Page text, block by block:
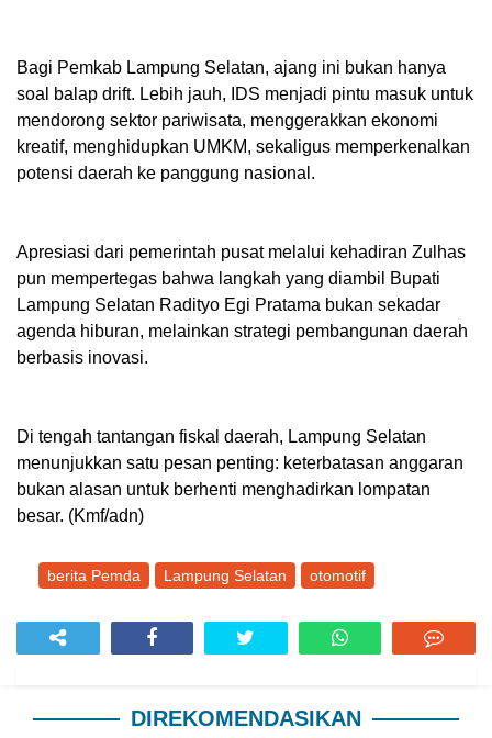
Bagi Pemkab Lampung Selatan, ajang ini bukan hanya
soal balap drift. Lebih jauh, IDS menjadi pintu masuk untuk
mendorong sektor pariwisata, menggerakkan ekonomi
kreatif, menghidupkan UMKM, sekaligus memperkenalkan
potensi daerah ke panggung nasional.
Apresiasi dari pemerintah pusat melalui kehadiran Zulhas
pun mempertegas bahwa langkah yang diambil Bupati
Lampung Selatan Radityo Egi Pratama bukan sekadar
agenda hiburan, melainkan strategi pembangunan daerah
berbasis inovasi.
Di tengah tantangan fiskal daerah, Lampung Selatan
menunjukkan satu pesan penting: keterbatasan anggaran
bukan alasan untuk berhenti menghadirkan lompatan
besar. (Kmf/adn)
berita Pemda Lampung Selatan otomotif
DIREKOMENDASIKAN